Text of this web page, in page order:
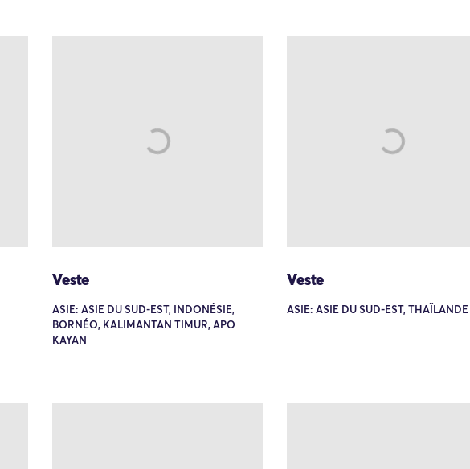
Veste
ASIE: ASIE DU SUD-EST, INDONÉSIE,
BORNÉO, KALIMANTAN TIMUR, APO
KAYAN
Veste
ASIE: ASIE DU SUD-EST, THAÏLANDE